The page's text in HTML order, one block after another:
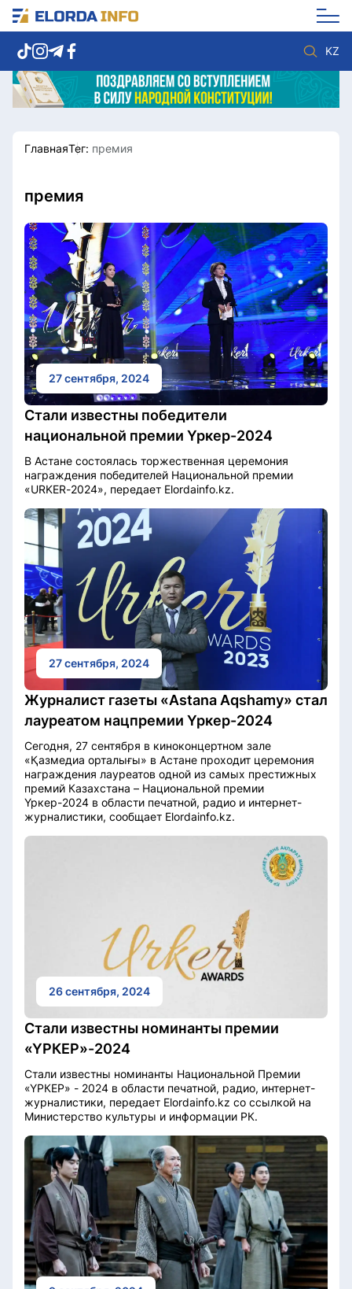
KZ
Новости столицы
Спорт
Разное
Видео
Мир
Послание
Служба Комплаенс
Этический кодекс
Служу стране
ГлавнаяТег: премия
премия
27 сентября, 2024
Стали известны победители
национальной премии Үркер-2024
В Астане состоялась торжественная церемония
награждения победителей Национальной премии
«URKER-2024», передает Elordainfo.kz.
27 сентября, 2024
Журналист газеты «Astana Aqshamy» стал
лауреатом нацпремии Үркер-2024
Сегодня, 27 сентября в киноконцертном зале
«Қазмедиа орталығы» в Астане проходит церемония
награждения лауреатов одной из самых престижных
премий Казахстана – Национальной премии
Үркер-2024 в области печатной, радио и интернет-
журналистики, сообщает Elordainfo.kz.
26 сентября, 2024
Стали известны номинанты премии
«ҮРКЕР»-2024
Стали известны номинанты Национальной Премии
«ҮРКЕР» - 2024 в области печатной, радио, интернет-
журналистики, передает Elordainfo.kz со ссылкой на
Министерство культуры и информации РК.